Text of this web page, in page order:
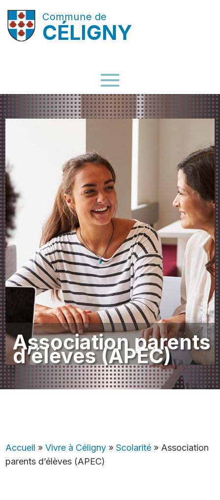
Commune de
CÉLIGNY
Association parents
d’élèves (APEC)
Accueil »Vivre à Céligny »Scolarité » Association
parents d’élèves (APEC)